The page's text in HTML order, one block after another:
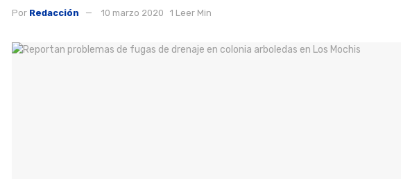
Por Redacción 10 marzo 2020 1 Leer Min